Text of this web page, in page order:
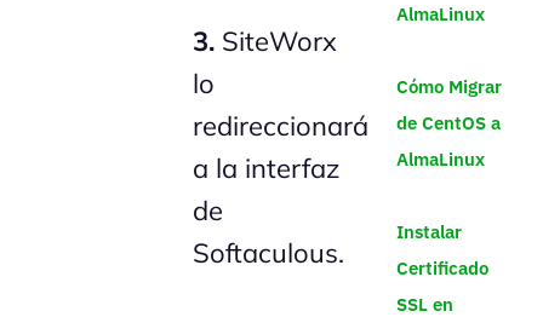
3. SiteWorx
lo
redireccionará
a la interfaz
de
Softaculous.
AlmaLinux
Cómo Migrar
de CentOS a
AlmaLinux
Instalar
Certificado
SSL en